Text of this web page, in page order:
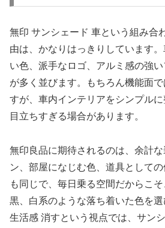
無印 サンシェード 車という組み合
由は、かなりはっきりしています
い色、派手なロゴ、アルミ感の強
が多く並びます。もちろん機能面
すが、車内インテリアをシンプル
目立ちすぎる場合があります。
無印良品に期待されるのは、余計
ン、部屋になじむ色、道具として
も同じで、毎日乗る空間だからこそ
黒、白系のような落ち着いた色を
生活感 消すという視点では、サン